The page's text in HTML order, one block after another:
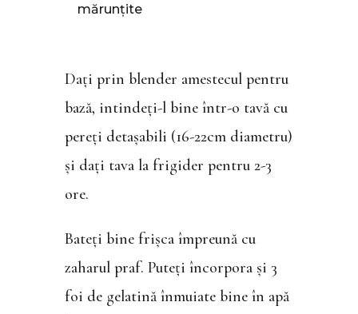
mărunțite
Dați prin blender amestecul pentru
bază, intindeți-l bine într-o tavă cu
pereți detașabili (16-22cm diametru)
și dați tava la frigider pentru 2-3
ore.
Bateți bine frișca împreună cu
zaharul praf. Puteți încorpora și 3
foi de gelatină înmuiate bine în apă